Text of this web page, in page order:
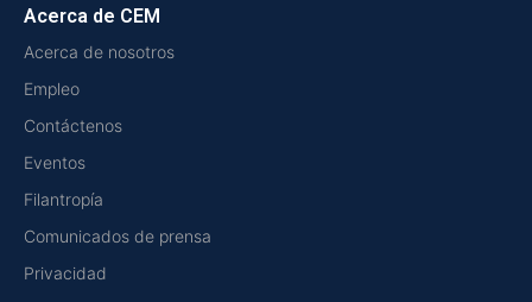
Acerca de CEM
Acerca de nosotros
Empleo
Contáctenos
Eventos
Filantropía
Comunicados de prensa
Privacidad